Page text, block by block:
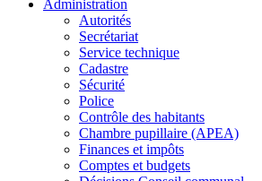
Administration
Autorités
Secrétariat
Service technique
Cadastre
Sécurité
Police
Contrôle des habitants
Chambre pupillaire (APEA)
Finances et impôts
Comptes et budgets